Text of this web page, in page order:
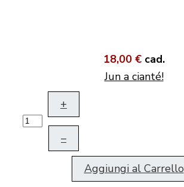
18,00 € cad.
Jun a cianté!
+
–
Aggiungi al Carrello